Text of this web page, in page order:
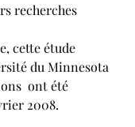
recherches
cette étude
du Minnesota
ont été
2008.